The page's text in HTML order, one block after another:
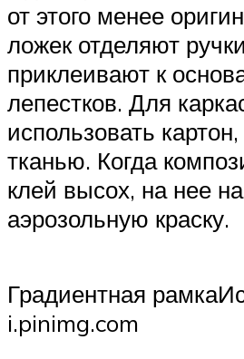
от этого менее
ложек отделяют
приклеивают к
лепестков. Для
использовать
тканью. Когда
клей высох, на нее
аэрозольную краску.
Градиентная
i.pinimg.com